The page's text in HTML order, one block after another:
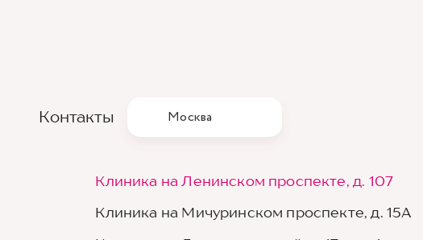
Контакты Москва
Клиника на Ленинском проспекте, д. 107
Клиника на Мичуринском проспекте, д. 15А